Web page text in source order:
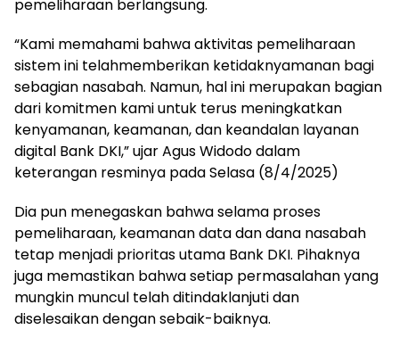
pemeliharaan berlangsung.
“Kami memahami bahwa aktivitas pemeliharaan
sistem ini telahmemberikan ketidaknyamanan bagi
sebagian nasabah. Namun, hal ini merupakan bagian
dari komitmen kami untuk terus meningkatkan
kenyamanan, keamanan, dan keandalan layanan
digital Bank DKI,” ujar Agus Widodo dalam
keterangan resminya pada Selasa (8/4/2025)
Dia pun menegaskan bahwa selama proses
pemeliharaan, keamanan data dan dana nasabah
tetap menjadi prioritas utama Bank DKI. Pihaknya
juga memastikan bahwa setiap permasalahan yang
mungkin muncul telah ditindaklanjuti dan
diselesaikan dengan sebaik-baiknya.